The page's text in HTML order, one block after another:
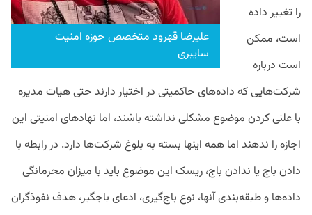
علیرضا قهرود متخصص حوزه امنیت
سایبری
را تغییر داده
است، ممکن
است درباره
شرکت‌هایی که داده‌های حاکمیتی در اختیار دارند حتی هیات مدیره
با علنی کردن موضوع مشکلی نداشته باشند، اما نهادهای امنیتی این
اجازه را ندهند اما همه اینها بسته به بلوغ شرکت‌ها دارد. در رابطه با
دادن باج یا ندادن باج، ریسک این موضوع باید با میزان محرمانگی
داده‌ها و طبقه‌بندی آنها، نوع باج‌گیری، ادعای باجگیر، هدف نفوذگران